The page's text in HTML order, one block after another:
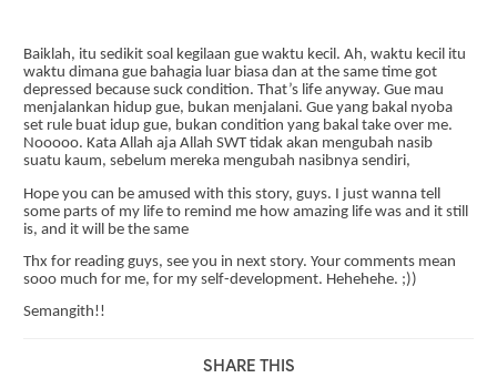
Baiklah, itu sedikit soal kegilaan gue waktu kecil. Ah, waktu kecil itu
waktu dimana gue bahagia luar biasa dan at the same time got
depressed because suck condition. That’s life anyway. Gue mau
menjalankan hidup gue, bukan menjalani. Gue yang bakal nyoba
set rule buat idup gue, bukan condition yang bakal take over me.
Nooooo. Kata Allah aja Allah SWT tidak akan mengubah nasib
suatu kaum, sebelum mereka mengubah nasibnya sendiri,
Hope you can be amused with this story, guys. I just wanna tell
some parts of my life to remind me how amazing life was and it still
is, and it will be the same
Thx for reading guys, see you in next story. Your comments mean
sooo much for me, for my self-development. Hehehehe. ;))
Semangith!!
SHARE THIS